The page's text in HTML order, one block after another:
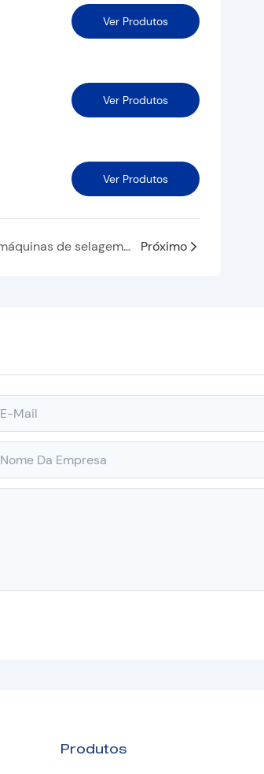
Ver Produtos
Ver Produtos
Ver Produtos
Quer saber mais sobre máquinas de selagem médica? Próximo
E-Mail
Nome Da Empresa
Produtos